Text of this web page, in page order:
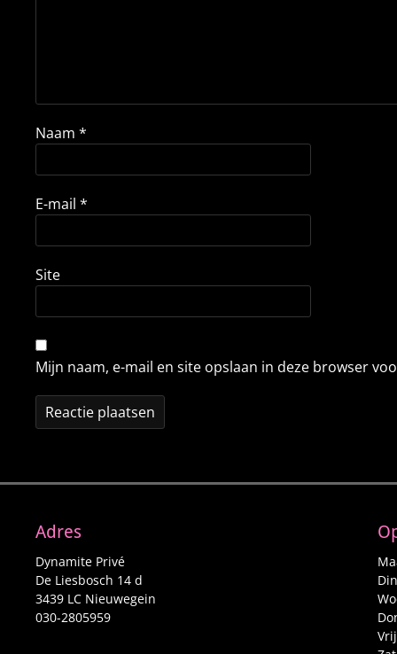
Naam *
E-mail *
Site
Mijn naam, e-mail en site opslaan in deze browser
Adres
Dynamite Privé
De Liesbosch 14 d
3439 LC Nieuwegein
030-2805959